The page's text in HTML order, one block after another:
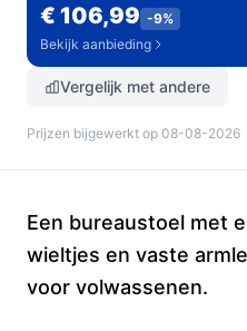
€ 106,99 -9%
Bekijk aanbieding
Vergelijk met andere
Prijzen bijgewerkt op 08-08-2026
Een bureaustoel met
wieltjes en vaste
voor volwassenen.